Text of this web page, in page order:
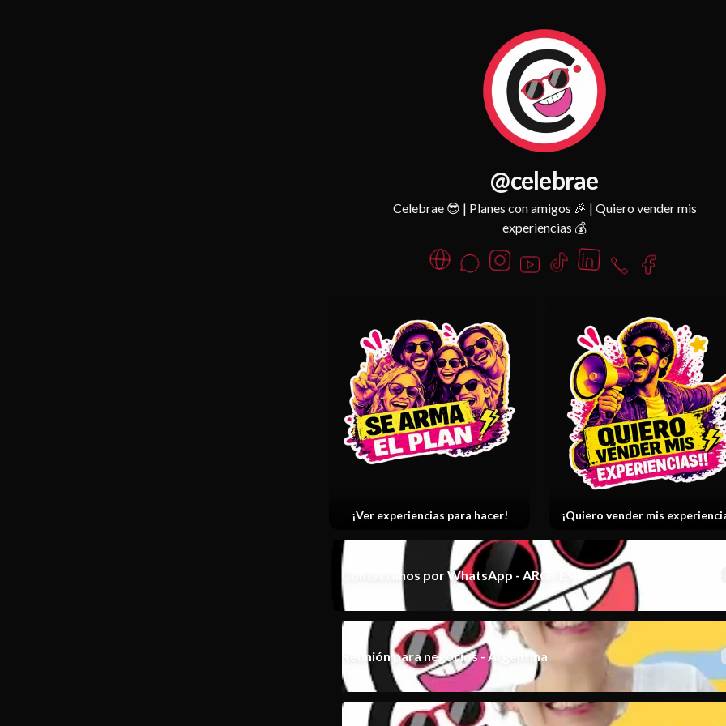
@celebrae
Celebrae 😎 | Planes con amigos 🎉 | Quiero vender mis
experiencias 💰
¡Ver experiencias para hacer! ¡Quiero vender mis
Contáctanos por WhatsApp - ARG / ES
Reunión para negocios - Argentina